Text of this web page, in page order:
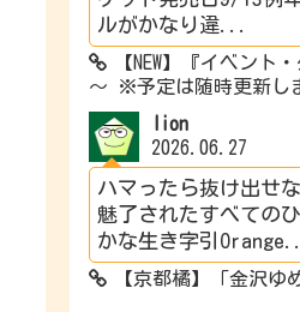
ルがかなり違...
【NEW】『イベント
～ ※予定は随時更新し
lion
2026.06.27
ハマったら抜け出せ
魅了されたすべての
かな生き字引
【京都橘】「金沢ゆ